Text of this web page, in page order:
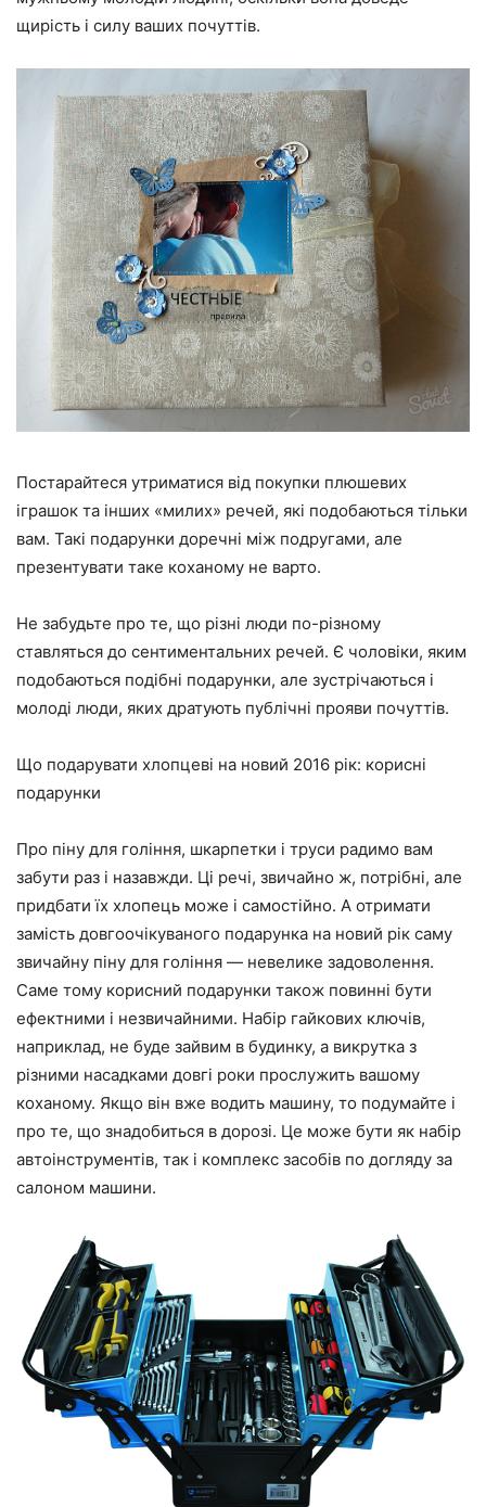
щирість і силу ваших почуттів.
Постарайтеся утриматися від покупки плюшевих
іграшок та інших «милих» речей, які подобаються тільки
вам. Такі подарунки доречні між подругами, але
презентувати таке коханому не варто.
Не забудьте про те, що різні люди по-різному
ставляться до сентиментальних речей. Є чоловіки, яким
подобаються подібні подарунки, але зустрічаються і
молоді люди, яких дратують публічні прояви почуттів.
Що подарувати хлопцеві на новий 2016 рік: корисні
подарунки
Про піну для гоління, шкарпетки і труси радимо вам
забути раз і назавжди. Ці речі, звичайно ж, потрібні, але
придбати їх хлопець може і самостійно. А отримати
замість довгоочікуваного подарунка на новий рік саму
звичайну піну для гоління — невелике задоволення.
Саме тому корисний подарунки також повинні бути
ефектними і незвичайними. Набір гайкових ключів,
наприклад, не буде зайвим в будинку, а викрутка з
різними насадками довгі роки прослужить вашому
коханому. Якщо він вже водить машину, то подумайте і
про те, що знадобиться в дорозі. Це може бути як набір
автоінструментів, так і комплекс засобів по догляду за
салоном машини.